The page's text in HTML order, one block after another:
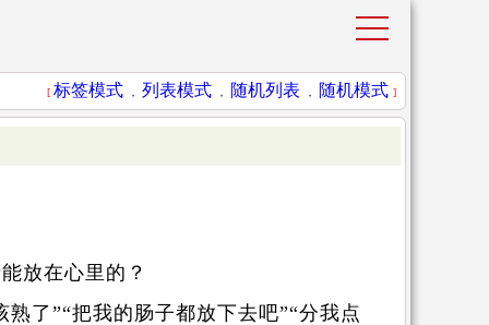
[ 标签模式 ， 列表模式 ， 随机列表 ， 随机模式 ]
放在心里的？
了”“把我的肠子都放下去吧”“分我点